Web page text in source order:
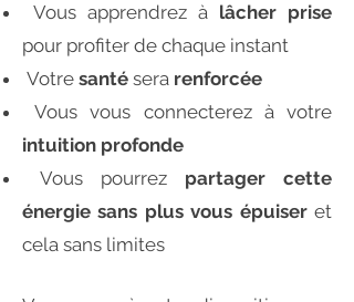
Vous apprendrez à lâcher prise
pour profiter de chaque instant
Votre santé sera renforcée
Vous vous connecterez à votre
intuition profonde
Vous pourrez partager cette
énergie sans plus vous épuiseret
cela sans limites